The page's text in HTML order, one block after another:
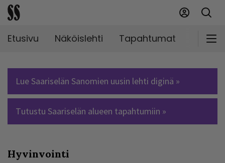
Etusivu Näköislehti Tapahtumat
Lue Saariselän Sanomien uusin lehti diginä »
Tutustu Saariselän alueen tapahtumiin »
Hyvinvointi